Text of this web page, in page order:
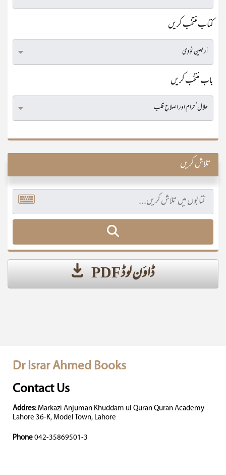
کتاب منتخب کریں
باب منتخب کریں
تلاش کریں
ڈاؤن لوڈ PDF
Dr Israr Ahmed Books
Contact Us
Addres: Markazi Anjuman Khuddam ul Quran Quran Academy
Lahore 36-K, Model Town, Lahore
Phone 042-35869501-3